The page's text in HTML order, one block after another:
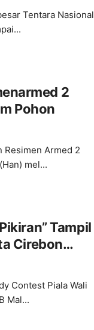
Tentara Nasional
2
Pohon
Resimen Armed 2
mel...
Tampil
Cirebon
Contest Piala Wali
Mal...